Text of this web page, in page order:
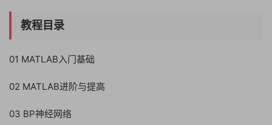
教程目录
01 MATLAB入门基础
02 MATLAB进阶与提高
03 BP神经网络